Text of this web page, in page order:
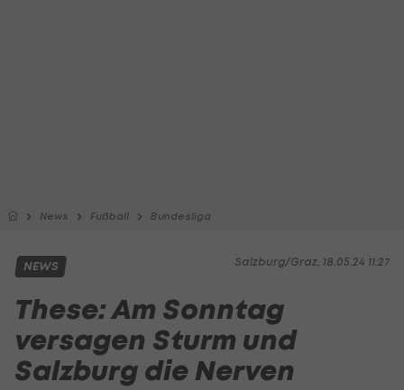
News Fußball Bundesliga
Salzburg/Graz, 18.05.24 11:27
NEWS
These: Am Sonntag
versagen Sturm und
Salzburg die Nerven